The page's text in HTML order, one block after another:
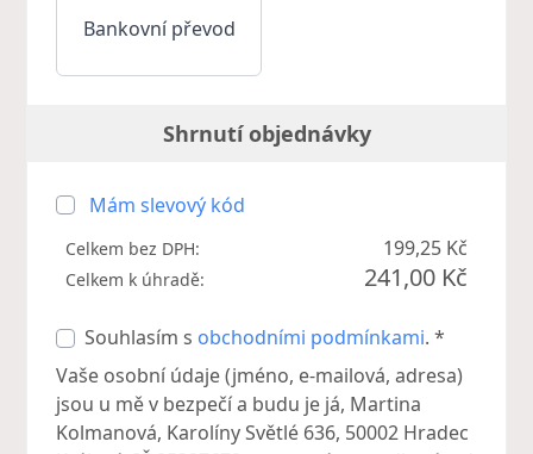
Bankovní převod
Shrnutí objednávky
Mám slevový kód
Celkem bez DPH: 199,25 Kč
Celkem k úhradě: 241,00 Kč
Souhlasím s obchodními podmínkami. *
Vaše osobní údaje (jméno, e-mailová, adresa)
jsou u mě v bezpečí a budu je já, Martina
Kolmanová, Karolíny Světlé 636, 50002 Hradec